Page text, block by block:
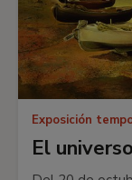
Exposición
El